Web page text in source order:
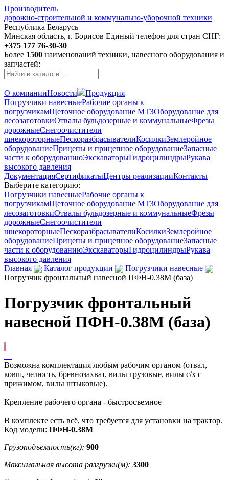
Производитель
дорожно-строительной и коммунально-уборочной техники
Республика Беларусь
Минская область, г. Борисов Единый телефон для стран СНГ:
+375 177 76-30-30
Более 1500 наименований техники, навесного оборудования и
запчастей:
О компанииНовости
Продукция
Погрузчики навесныеРабочие органы к
погрузчикамЩеточное оборудование МТЗОборудование для
лесозаготовкиОтвалы бульдозерные и коммунальныеФрезы
дорожныеСнегоочистители
шнекороторныеПескоразбрасывателиКосилкиЗемлеройное
оборудованиеПрицепы и прицепное оборудованиеЗапасные
части к оборудованиюЭкскаваторыГидроцилиндрыРукава
высокого давления
ДокументацияСертификатыЦентры реализацииКонтакты
Выберите категорию:
Погрузчики навесныеРабочие органы к
погрузчикамЩеточное оборудование МТЗОборудование для
лесозаготовкиОтвалы бульдозерные и коммунальныеФрезы
дорожныеСнегоочистители
шнекороторныеПескоразбрасывателиКосилкиЗемлеройное
оборудованиеПрицепы и прицепное оборудованиеЗапасные
части к оборудованиюЭкскаваторыГидроцилиндрыРукава
высокого давления
Главная
Каталог продукции
Погрузчики навесные
Погрузчик фронтальный навесной ПФН-0.38М (база)
Погрузчик фронтальный
навесной ПФН-0.38М (база)
Возможна комплектация любым рабочим органом (отвал,
ковш, челюсть, бревнозахват, вилы грузовые, вилы с/х с
прижимом, вилы штыковые).
Крепление рабочего органа - быстросъемное
В комплекте есть всё, что требуется для установки на трактор.
Код модели: ПФН-0.38М
Грузоподъемность(кг): 900
Максимальная высота разгрузки(м): 3300